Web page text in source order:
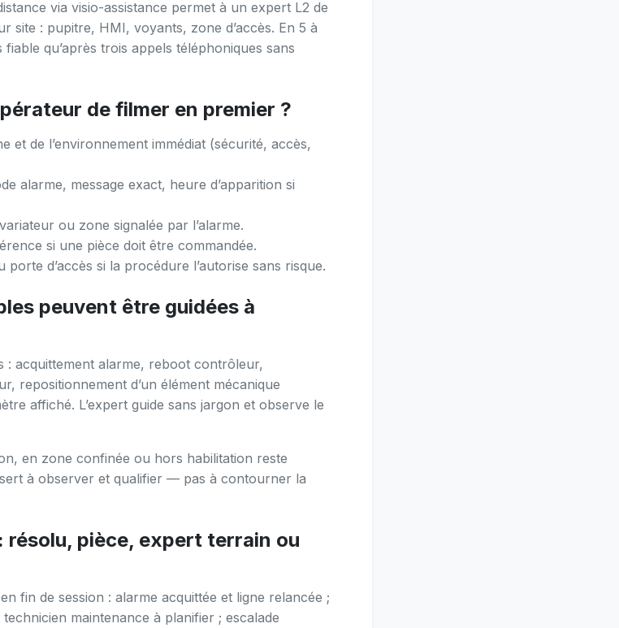
via visio-assistance permet à un expert L2 de
site : pupitre, HMI, voyants, zone d’accès. En 5 à
qu’après trois appels téléphoniques sans
de filmer en premier ?
et de l’environnement immédiat (sécurité, accès,
alarme, message exact, heure d’apparition si
ou zone signalée par l’alarme.
si une pièce doit être commandée.
porte d’accès si la procédure l’autorise sans risque.
peuvent être guidées à
: acquittement alarme, reboot contrôleur,
repositionnement d’un élément mécanique
affiché. L’expert guide sans jargon et observe le
en zone confinée ou hors habilitation reste
à observer et qualifier — pas à contourner la
résolu, pièce, expert terrain ou
fin de session : alarme acquittée et ligne relancée ;
maintenance à planifier ; escalade